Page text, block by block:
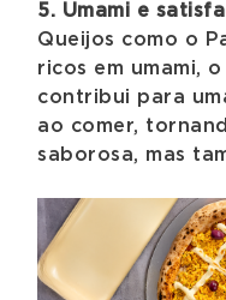
5. Umami e
Queijos como o
ricos em umami,
contribui para
ao comer,
saborosa, mas